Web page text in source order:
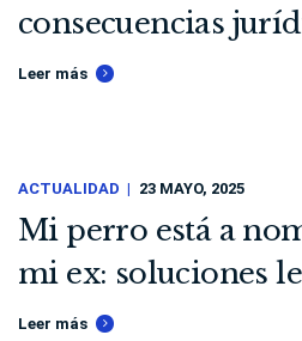
consecuencias
Leer más
ACTUALIDAD 23 MAYO, 2025
Mi perro está a
mi ex: soluciones
Leer más